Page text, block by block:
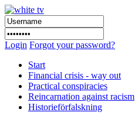
Login Forgot your password?
Start
Financial crisis - way out
Practical conspiracies
Reincarnation against racism
Historieförfalskning